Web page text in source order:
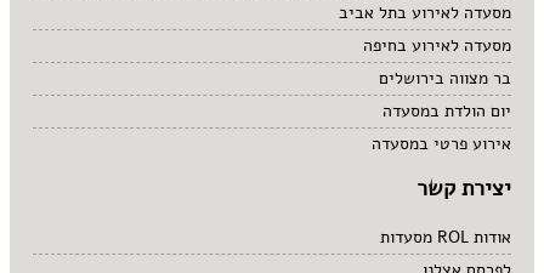
מסעדה לאירוע בתל אביב
מסעדה לאירוע בחיפה
בר מצווה בירושלים
יום הולדת במסעדה
אירוע פרטי במסעדה
יצירת קשר
אודות ROL מסעדות